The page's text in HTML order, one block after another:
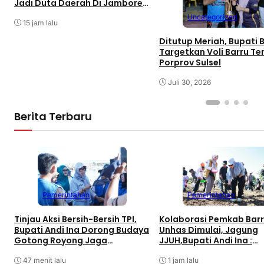
Jadi Duta Daerah Di Jambore
15 jam lalu
Uncategorized
Ditutup Meriah, Bupati
Targetkan Voli Barru
Porprov Sulsel
Juli 30, 2026
Berita Terbaru
Pemerintahan
Tinjau Aksi Bersih-Bersih TPI,
Bupati Andi Ina Dorong Budaya
Gotong Royong Jaga
47 menit lalu
Pemerintahan
Kolaborasi Pemkab
Unhas Dimulai, Jagung
JJUH,Bupati Andi Ina :
1 jam lalu